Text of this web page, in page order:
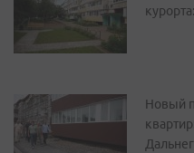
Новый